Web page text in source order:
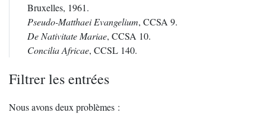
Bruxelles, 1961.
Pseudo-Matthaei Evangelium, CCSA 9.
De Nativitate Mariae, CCSA 10.
Concilia Africae, CCSL 140.
Filtrer les entrées
Nous avons deux problèmes :